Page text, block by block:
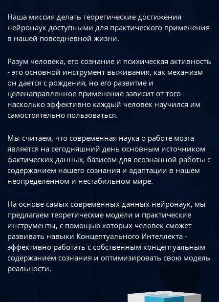
Наша миссия делать теоретические достижения
нейронаук доступными для практического применения
в нашей повседневной жизни.
Разум человека, его сознание и психическая активность
- это основной инструмент выживания, как механизм
он дается с рождения, но его развитие и
целенаправленное применение зависит от того
насколько эффективно каждый человек научился им
самостоятельно пользоваться.
Мы считаем, что современная наука о работе мозга
является на сегодняшний день основным источником
фактических данных, базисом для осознанной работы с
содержанием нашего сознания и адаптации в нашем
неопределенном и нестабильном мире.
На основе самых современных данных нейронаук, мы
предлагаем теоретические модели и практические
инструменты, с помощью которых человек сможет
развивать навыки Концептуального Интеллекта -
эффективно работать с собственным концептуальным
содержанием сознания и оптимизировать свою модель
реальности.